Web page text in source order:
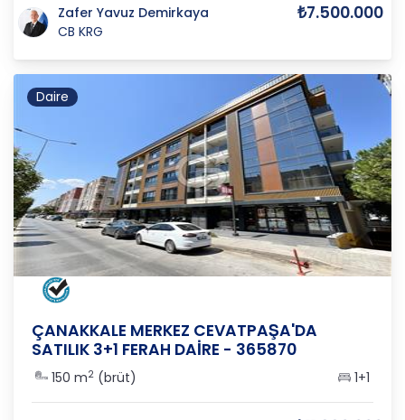
Zafer Yavuz Demirkaya
CB KRG
₺7.500.000
Daire
ÇANAKKALE MERKEZ CEVATPAŞA'DA
SATILIK 3+1 FERAH DAİRE - 365870
150 m2 (brüt) 1+1